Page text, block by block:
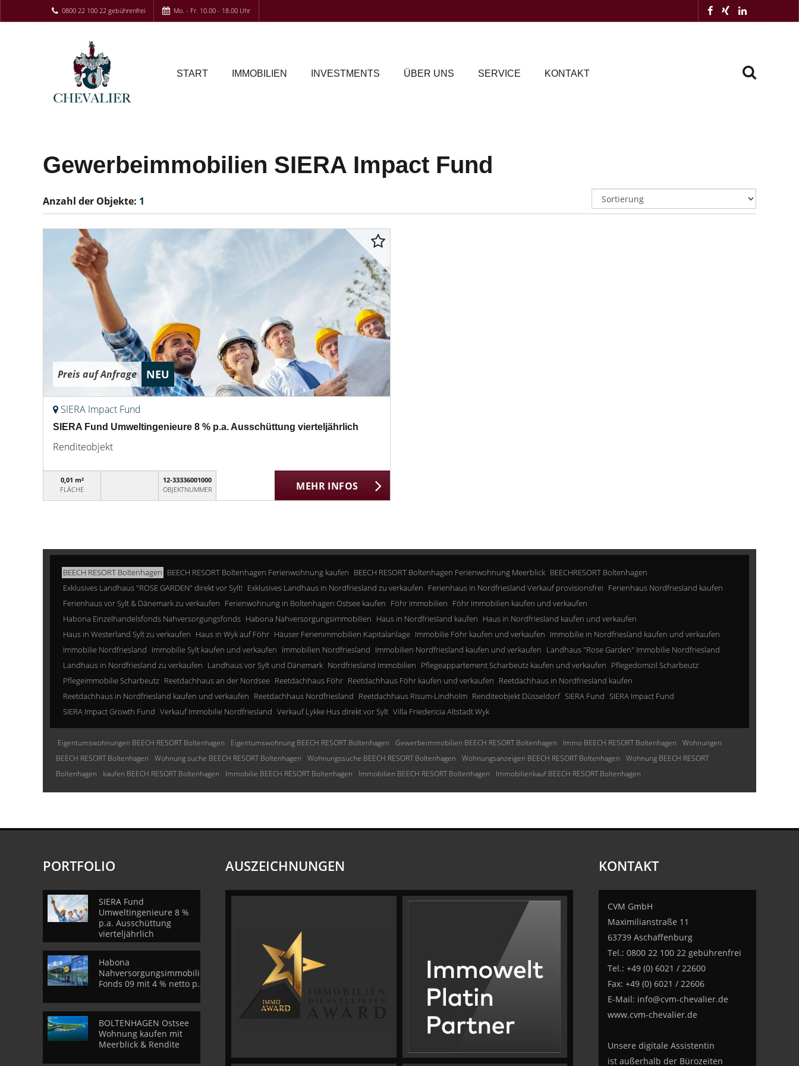
0800 22 100 22 gebührenfrei Mo. - Fr. 10.00 - 18.00 Uhr
START IMMOBILIEN INVESTMENTS ÜBER UNS SERVICE KONTAKT
Gewerbeimmobilien SIERA Impact Fund
Anzahl der Objekte: 1
Preis auf Anfrage NEU
SIERA Impact Fund
SIERA Fund Umweltingenieure 8 % p.a. Ausschüttung vierteljährlich
Renditeobjekt
0,01 m²
FLÄCHE
12-33336001000
OBJEKTNUMMER
MEHR INFOS
BEECH RESORT Boltenhagen BEECH RESORT Boltenhagen Ferienwohnung kaufen BEECH RESORT Boltenhagen Ferienwohnung Meerblick BEECHRESORT Boltenhagen
Exklusives Landhaus "ROSE GARDEN" direkt vor Sylt! Exklusives Landhaus in Nordfriesland zu verkaufen Ferienhaus in Nordfriesland Verkauf provisionsfrei Ferienhaus Nordfriesland kaufen
Ferienhaus vor Sylt & Dänemark zu verkaufen Ferienwohnung in Boltenhagen Ostsee kaufen Föhr Immobilien Föhr Immobilien kaufen und verkaufen
Habona Einzelhandelsfonds Nahversorgungsfonds Habona Nahversorgungsimmobilien Haus in Nordfriesland kaufen Haus in Nordfriesland kaufen und verkaufen
Haus in Westerland Sylt zu verkaufen Haus in Wyk auf Föhr Häuser Ferienimmobilien Kapitalanlage Immobilie Föhr kaufen und verkaufen Immobilie in Nordfriesland kaufen und verkaufen
Immobilie Nordfriesland Immobilie Sylt kaufen und verkaufen Immobilien Nordfriesland Immobilien Nordfriesland kaufen und verkaufen Landhaus "Rose Garden" Immobilie Nordfriesland
Landhaus in Nordfriesland zu verkaufen Landhaus vor Sylt und Dänemark Nordfriesland Immobilien Pflegeappartement Scharbeutz kaufen und verkaufen Pflegedomizil Scharbeutz
Pflegeimmobilie Scharbeutz Reetdachhaus an der Nordsee Reetdachhaus Föhr Reetdachhaus Föhr kaufen und verkaufen Reetdachhaus in Nordfriesland kaufen
Reetdachhaus in Nordfriesland kaufen und verkaufen Reetdachhaus Nordfriesland Reetdachhaus Risum-Lindholm Renditeobjekt Düsseldorf SIERA Fund SIERA Impact Fund
SIERA Impact Growth Fund Verkauf Immobilie Nordfriesland Verkauf Lykke Hus direkt vor Sylt Villa Friedericia Altstadt Wyk
Eigentumswohnungen BEECH RESORT Boltenhagen Eigentumswohnung BEECH RESORT Boltenhagen Gewerbeimmobilien BEECH RESORT Boltenhagen Immo BEECH RESORT Boltenhagen
Wohnungen
BEECH RESORT Boltenhagen
Wohnung suche BEECH RESORT Boltenhagen Wohnungssuche BEECH RESORT Boltenhagen Wohnungsanzeigen BEECH RESORT Boltenhagen
Wohnung BEECH RESORT
Boltenhagen
kaufen BEECH RESORT Boltenhagen Immobilie BEECH RESORT Boltenhagen Immobilien BEECH RESORT Boltenhagen Immobilienkauf BEECH RESORT Boltenhagen
PORTFOLIO
SIERA Fund
Umweltingenieure 8 %
p.a. Ausschüttung
vierteljährlich
Habona
Nahversorgungsimmobilien
Fonds 09 mit 4 % netto p.a.
BOLTENHAGEN Ostsee
Wohnung kaufen mit
Meerblick & Rendite
AUSZEICHNUNGEN KONTAKT
CVM GmbH
Maximilianstraße 11
63739 Aschaffenburg
Tel.: 0800 22 100 22 gebührenfrei
Tel.: +49 (0) 6021 / 22600
Fax: +49 (0) 6021 / 22606
E-Mail: info@cvm-chevalier.de
www.cvm-chevalier.de
Unsere digitale Assistentin
ist außerhalb der Bürozeiten